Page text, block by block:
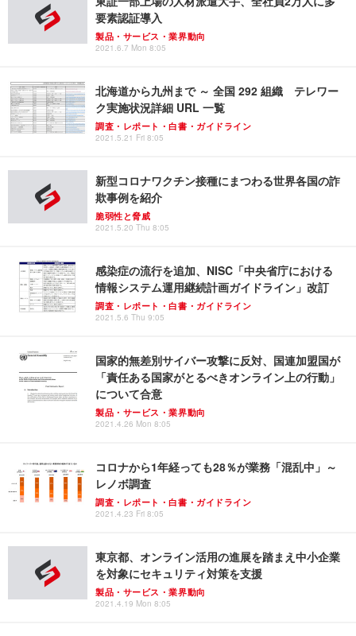
要素認証導入
製品・サービス・業界動向
2021.6.7 Mon 8:05
北海道から九州まで ～ 全国 292 組織 テレワー
ク実施状況詳細 URL 一覧
調査・レポート・白書・ガイドライン
2021.5.21 Fri 8:05
新型コロナワクチン接種にまつわる世界各国の詐
欺事例を紹介
脆弱性と脅威
2021.5.20 Thu 8:05
感染症の流行を追加、NISC「中央省庁における
情報システム運用継続計画ガイドライン」改訂
調査・レポート・白書・ガイドライン
2021.5.6 Thu 9:05
国家的無差別サイバー攻撃に反対、国連加盟国が
「責任ある国家がとるべきオンライン上の行動」
について合意
製品・サービス・業界動向
2021.4.26 Mon 8:05
コロナから1年経っても28％が業務「混乱中」～
レノボ調査
調査・レポート・白書・ガイドライン
2021.4.23 Fri 8:05
東京都、オンライン活用の進展を踏まえ中小企業
を対象にセキュリティ対策を支援
製品・サービス・業界動向
2021.4.19 Mon 8:05